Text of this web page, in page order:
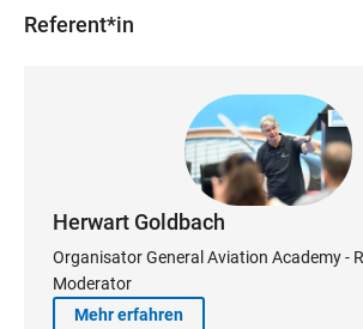
Referent*in
Herwart Goldbach
Organisator General Aviation Academy -
Moderator
Mehr erfahren